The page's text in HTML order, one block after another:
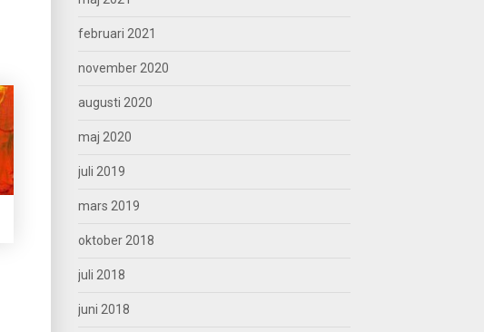
februari 2021
november 2020
augusti 2020
maj 2020
juli 2019
mars 2019
oktober 2018
juli 2018
juni 2018